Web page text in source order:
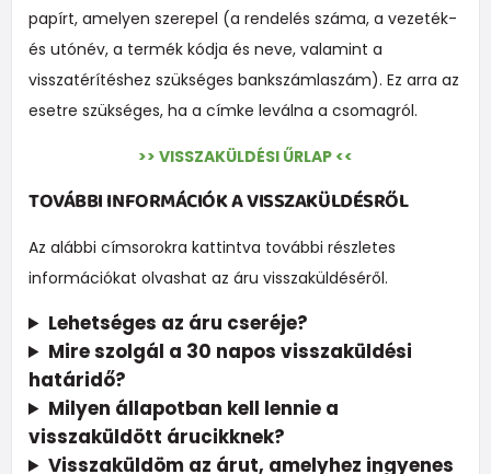
papírt, amelyen szerepel (a rendelés száma, a vezeték-
és utónév, a termék kódja és neve, valamint a
visszatérítéshez szükséges bankszámlaszám). Ez arra az
esetre szükséges, ha a címke leválna a csomagról.
>> VISSZAKÜLDÉSI ŰRLAP <<
TOVÁBBI INFORMÁCIÓK A VISSZAKÜLDÉSRŐL
Az alábbi címsorokra kattintva további részletes
információkat olvashat az áru visszaküldéséről.
Lehetséges az áru cseréje?
Mire szolgál a 30 napos visszaküldési
határidő?
Milyen állapotban kell lennie a
visszaküldött árucikknek?
Visszaküldöm az árut, amelyhez ingyenes